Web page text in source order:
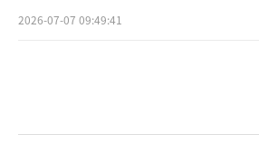
2026-07-07 09:49:41